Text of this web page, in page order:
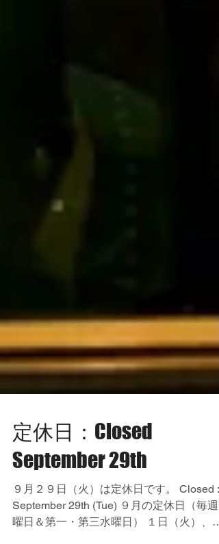
定休日：Closed
September 29th
９月２９日（火）は定休日です。 Closed :
September 29th (Tue) ９月の定休日（毎週